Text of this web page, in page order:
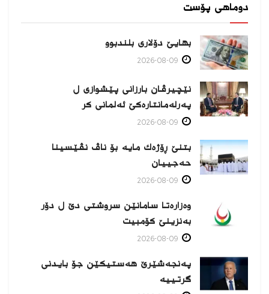
دوماهی پۆست
بهایێ دۆلاری بلندبوو
نێچیرڤان بارزانی پێشوازی ل
پەرلەمانتارەكێ ئەلمانی كر
بتنێ ڕۆژەك مایە بۆ ناڤ نڤێسینا
حەجییان
وەزارەتا سامانێن سروشتی دێ ل دۆر
بەنزینێ كۆمبیت
پەنجەشێرێ هەستیكێن جۆ بایدنی
گرتییە